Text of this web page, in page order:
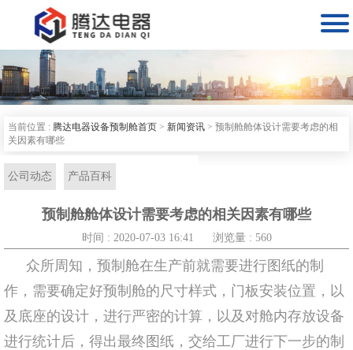

当前位置 : 腾达电器设备预制舱首页 > 新闻资讯 > 预制舱舱体设计需要考虑的相
关因素有哪些
公司动态 产品百科
预制舱舱体设计需要考虑的相关因素有哪些
时间 : 2020-07-03 16:41 浏览量 : 560
众所周知，预制舱在生产前就需要进行图纸的制
作，需要确定好预制舱的尺寸样式，门板安装位置，以
及底座的设计，进行严密的计算，以及对舱内存放设备
进行统计后，得出最终图纸，交给工厂进行下一步的制